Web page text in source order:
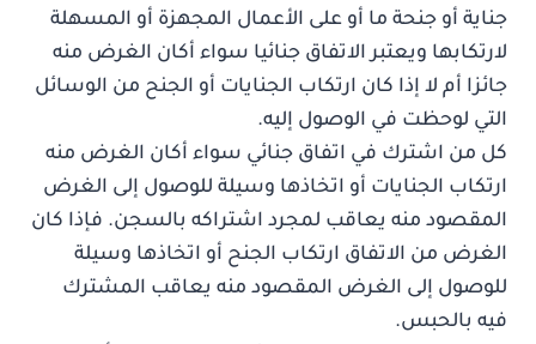
جناية أو جنحة ما أو على الأعمال المجهزة أو المسهلة
لارتكابها ويعتبر الاتفاق جنائيا سواء أكان الغرض منه
جائزا أم لا إذا كان ارتكاب الجنايات أو الجنح من الوسائل
التي لوحظت في الوصول إليه.
كل من اشترك في اتفاق جنائي سواء أكان الغرض منه
ارتكاب الجنايات أو اتخاذها وسيلة للوصول إلى الغرض
المقصود منه يعاقب لمجرد اشتراكه بالسجن. فإذا كان
الغرض من الاتفاق ارتكاب الجنح أو اتخاذها وسيلة
للوصول إلى الغرض المقصود منه يعاقب المشترك
فيه بالحبس.